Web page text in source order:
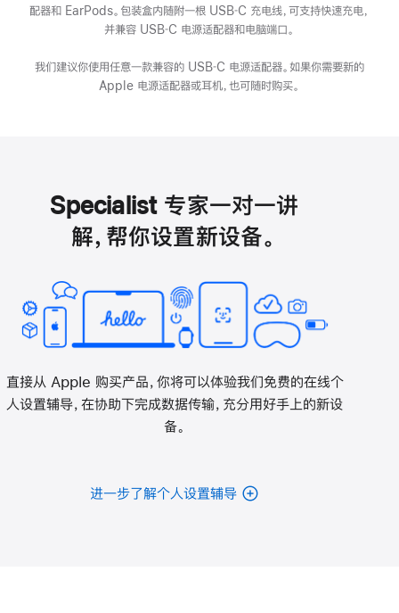
配器和 EarPods。包装盒内随附一根 USB‑C 充电线，可支持快速充电，
并兼容 USB‑C 电源适配器和电脑端口。
我们建议你使用任意一款兼容的 USB‑C 电源适配器。如果你需要新的
Apple 电源适配器或耳机，也可随时购买。
Specialist 专家一对一讲
解，帮你设置新设备。
直接从 Apple 购买产品，你将可以体验我们免费的在线个
人设置辅导，在协助下完成数据传输，充分用好手上的新设
备。
进一步了解个人设置辅导